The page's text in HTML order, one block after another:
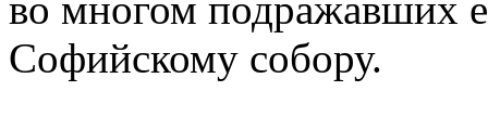
Софийскому собору.